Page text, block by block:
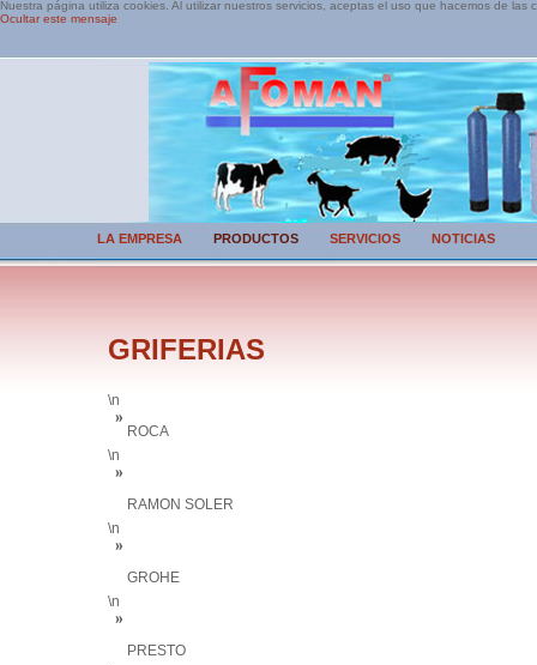
Nuestra página utiliza cookies. Al utilizar nuestros servicios, aceptas el uso que hacemos de las
Ocultar este mensaje
LA EMPRESA PRODUCTOS SERVICIOS NOTICIAS
GRIFERIAS
\n
ROCA
\n
RAMON SOLER
\n
GROHE
\n
PRESTO